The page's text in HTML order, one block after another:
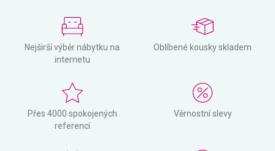
Nejširší výběr nábytku na
internetu
Oblíbené kousky skladem
Přes 4000 spokojených
referencí
Věrnostní slevy